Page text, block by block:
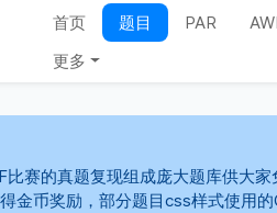
首页 题目 PAR
更多
比赛的真题复现组成庞大题库供大
金币奖励，部分题目css样式使用